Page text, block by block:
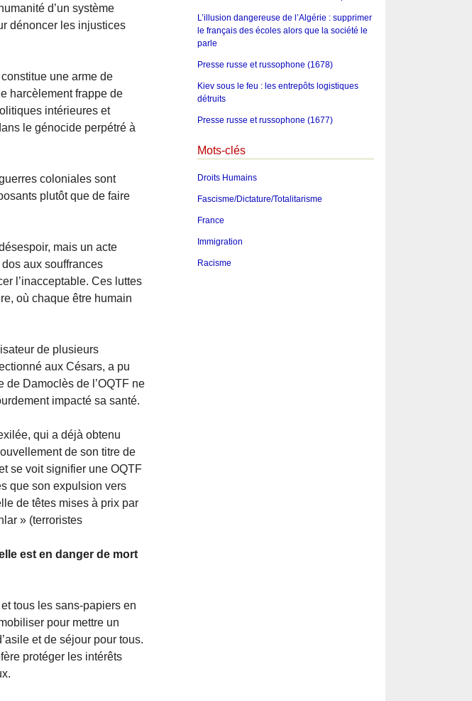
d’un système
dénoncer les injustices
une arme de
harcèlement frappe de
intérieures et
le génocide perpétré à
coloniales sont
plutôt que de faire
mais un acte
aux souffrances
l’inacceptable. Ces luttes
où chaque être humain
de plusieurs
aux Césars, a pu
de Damoclès de l’OQTF ne
impacté sa santé.
qui a déjà obtenu
de son titre de
se voit signifier une OQTF
que son expulsion vers
de têtes mises à prix par
» (terroristes
est en danger de mort
tous les sans-papiers en
pour mettre un
et de séjour pour tous.
protéger les intérêts
L’illusion dangereuse de l’Algérie : supprimer
le français des écoles alors que la société le
parle
Presse russe et russophone (1678)
Kiev sous le feu : les entrepôts logistiques
détruits
Presse russe et russophone (1677)
Mots-clés
Droits Humains
Fascisme/Dictature/Totalitarisme
France
Immigration
Racisme